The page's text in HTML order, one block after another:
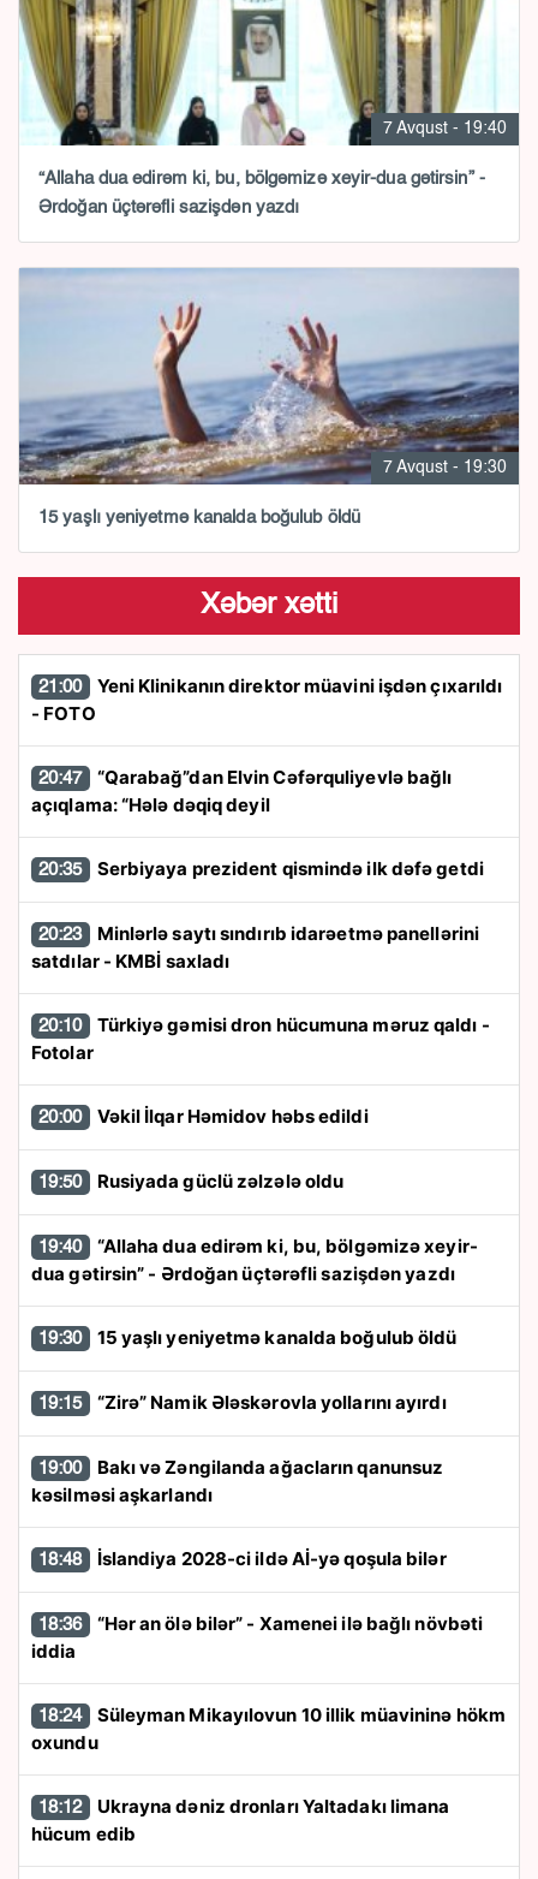
7 Avqust - 19:40
“Allaha dua edirəm ki, bu, bölgəmizə xeyir-dua gətirsin” -
Ərdoğan üçtərəfli sazişdən yazdı
7 Avqust - 19:30
15 yaşlı yeniyetmə kanalda boğulub öldü
Xəbər xətti
21:00
- FOTO
20:47
açıqlama: “Hələ dəqiq deyil
20:35 Serbiyaya prezident qismində ilk dəfə getdi
20:23
satdılar - KMBİ saxladı
20:10
Fotolar
20:00 Vəkil İlqar Həmidov həbs edildi
19:50 Rusiyada güclü zəlzələ oldu
19:40
dua gətirsin” - Ərdoğan üçtərəfli sazişdən yazdı
19:30 15 yaşlı yeniyetmə kanalda boğulub öldü
19:15 “Zirə” Namik Ələskərovla yollarını ayırdı
19:00
kəsilməsi aşkarlandı
18:48 İslandiya 2028-ci ildə Aİ-yə qoşula bilər
18:36
iddia
18:24
oxundu
18:12
hücum edib